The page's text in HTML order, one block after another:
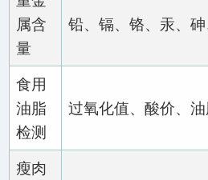
属含
量
铅、镉、铬、汞、
食用
油脂
检测
过氧化值、酸价、
瘦肉